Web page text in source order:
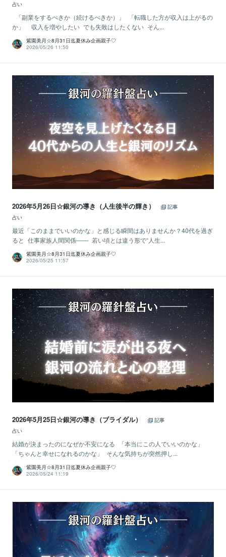
占い
「副業をするべきか（続けるべきか）」 「転職した方が収入は上がるの
か」 収入を増やしたい でも失敗はしたくない そん...
紫園美月☆8月31日迄夏休み企画親子♡
2026/05/26 11:50
2026年5月26日☆銀河の導き（人生後半の輝き）
記事
占い
最近「このままでいいのかな」と感じる瞬間はありませんか？40代を過ぎ
ると 仕事家族人間関係―― 若い頃とは違う形で“人生...
紫園美月☆8月31日迄夏休み企画親子♡
2026/05/25 11:57
2026年5月25日☆銀河の導き（ブライダル）
記事
占い
結婚が決まったのになぜか不安になる 「本当にこの人でいいのかな」
「ちゃんと幸せになれるのかな」 そんな気持ちが突然押し...
紫園美月☆8月31日迄夏休み企画親子♡
2026/05/24 11:19